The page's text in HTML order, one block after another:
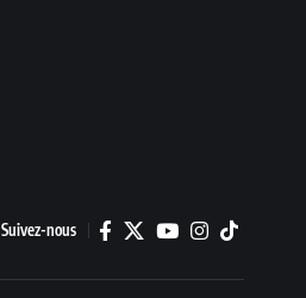
Suivez-nous